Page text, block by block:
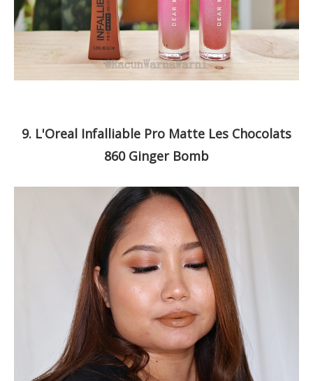
9. L'Oreal Infalliable Pro Matte Les Chocolats
860 Ginger Bomb